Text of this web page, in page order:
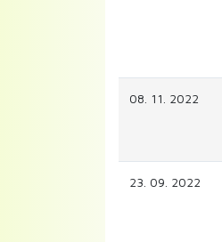
08. 11. 2022
23. 09. 2022